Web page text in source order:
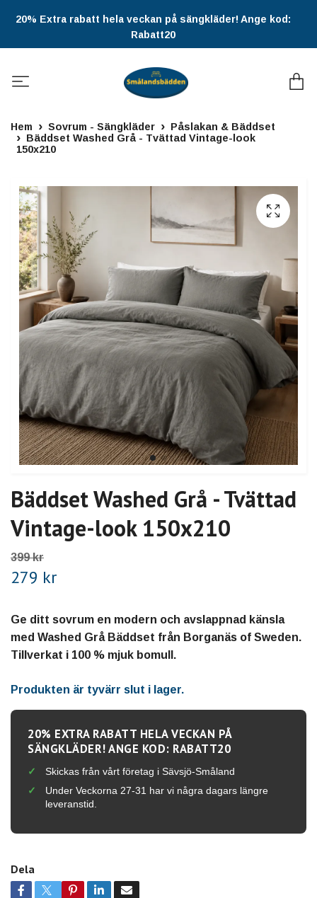
20% Extra rabatt hela veckan på sängkläder! Ange kod:
Rabatt20
Hem Sovrum - Sängkläder
Påslakan & Bäddset
Bäddset Washed Grå - Tvättad Vintage-look
150x210
Bäddset Washed Grå - Tvättad
Vintage-look 150x210
399 kr
279 kr
Ge ditt sovrum en modern och avslappnad känsla
med Washed Grå Bäddset från Borganäs of Sweden.
Tillverkat i 100 % mjuk bomull.
Produkten är tyvärr slut i lager.
20% EXTRA RABATT HELA VECKAN PÅ
SÄNGKLÄDER! ANGE KOD: RABATT20
Skickas från vårt företag i Sävsjö-Småland
Under Veckorna 27-31 har vi några dagars längre
leveranstid.
Dela